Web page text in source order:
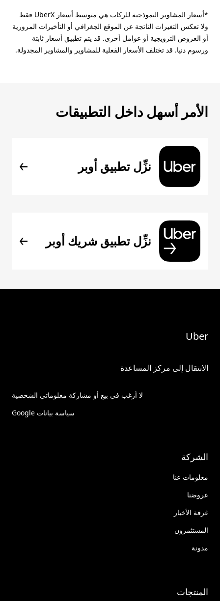
*أسعار المشاوير النموذجية للركاب هي متوسط أسعار UberX فقط
ولا تعكس التغيرات الناتجة عن الموقع الجغرافي أو التأخيرات المرورية
أو العروض الترويجية أو عوامل أخرى. قد يتم تطبيق أسعار ثابتة
ورسوم دنيا. قد تختلف الأسعار الفعلية للمشاوير والمشاوير المجدولة.
الأمر أسهل داخل التطبيقات
نزِّل تطبيق أوبر
نزِّل تطبيق شريك أوبر
Uber
الانتقال إلى مركز المساعدة
لا أرغب في بيع أو مشاركة معلوماتي الشخصية
سياسة بيانات Google
الشركة
معلومات عنا
عروضنا
غرفة الأخبار
المستثمرون
مدونة
المنتجات